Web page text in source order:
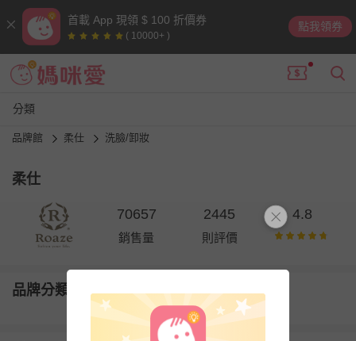
首載 App 現領 $ 100 折價券
( 10000+ )
點我領券
分類
品牌館 柔仕 洗臉/卸妝
柔仕
70657
銷售量
2445
則評價
4.8
品牌分類